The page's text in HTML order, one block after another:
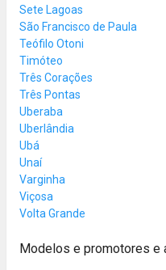
Sete Lagoas
São Francisco de Paula
Teófilo Otoni
Timóteo
Três Corações
Três Pontas
Uberaba
Uberlândia
Ubá
Unaí
Varginha
Viçosa
Volta Grande
Modelos e promotores e